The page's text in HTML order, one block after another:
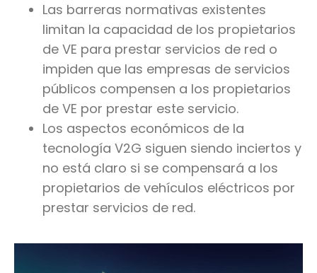
Las barreras normativas existentes
limitan la capacidad de los propietarios
de VE para prestar servicios de red o
impiden que las empresas de servicios
públicos compensen a los propietarios
de VE por prestar este servicio.
Los aspectos económicos de la
tecnología V2G siguen siendo inciertos y
no está claro si se compensará a los
propietarios de vehículos eléctricos por
prestar servicios de red.